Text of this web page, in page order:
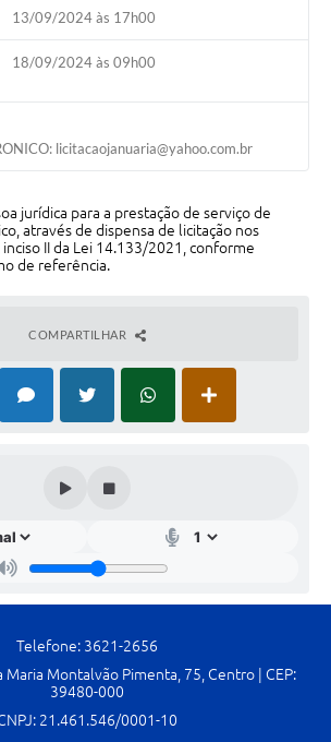
13/09/2024 às 17h00
18/09/2024 às 09h00
licitacaojanuaria@yahoo.com.br
jurídica para a prestação de serviço de
através de dispensa de licitação nos
II da Lei 14.133/2021, conforme
de referência.
COMPARTILHAR
Telefone: 3621-2656
Maria Montalvão Pimenta, 75, Centro | CEP:
39480-000
21.461.546/0001-10